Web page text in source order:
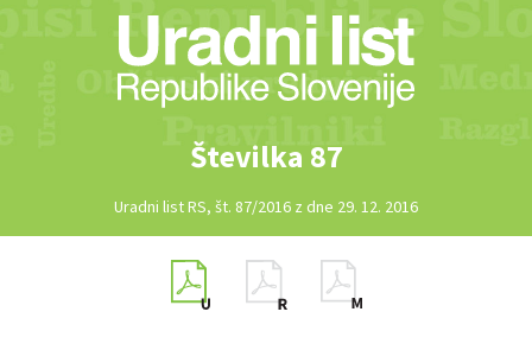
Številka 87
Uradni list RS, št. 87/2016 z dne 29. 12. 2016